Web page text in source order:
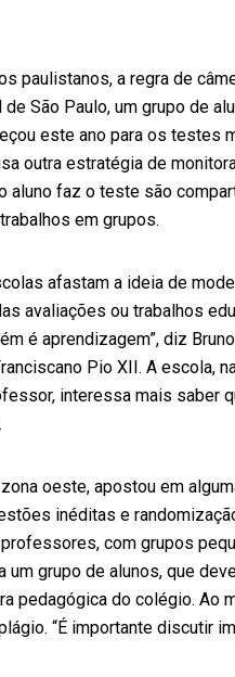
paulistanos, a regra de
São Paulo, um grupo de
este ano para os testes
outra estratégia de
aluno faz o teste são
em grupos.
afastam a ideia de
avaliações ou trabalhos
é aprendizagem”, diz
Pio XII. A escola,
interessa mais saber
oeste, apostou em
inéditas e
com grupos
um grupo de alunos, que
pedagógica do colégio. Ao
“É importante discutir